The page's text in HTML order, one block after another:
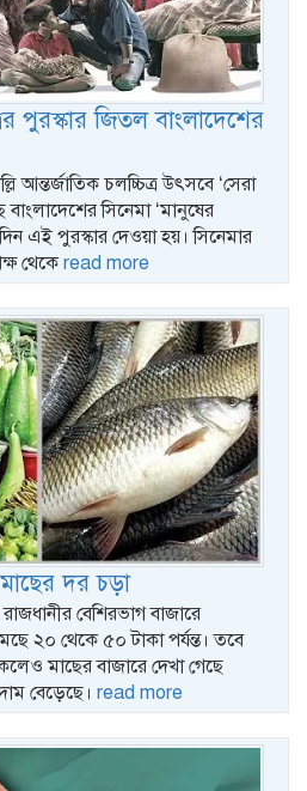
পুরস্কার জিতল বাংলাদেশের
আন্তর্জাতিক চলচ্চিত্র উৎসবে ‘সেরা
বাংলাদেশের সিনেমা ‘মানুষের
এই পুরস্কার দেওয়া হয়। সিনেমার
থেকেread more
দর চড়া
বেশিরভাগ বাজারে
২০ থেকে ৫০ টাকা পর্যন্ত। তবে
মাছের বাজারে দেখা গেছে
বেড়েছে। read more